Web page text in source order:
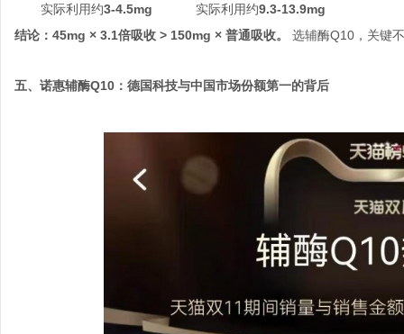
实际利用约3-4.5mg 实际利用约9.3-13.9mg
结论：45mg × 3.1倍吸收 > 150mg × 普通吸收。
选辅酶Q10，关键
五、诺惠辅酶Q10：德国科技与中国市场份额第一的背后